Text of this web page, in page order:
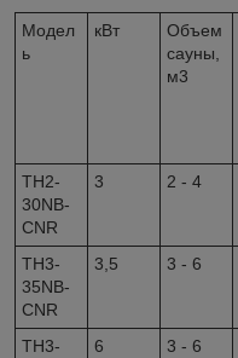
Модел
ь
кВт
Объем
сауны,
м3
TH2-
30NB-
CNR
3 2 - 4
TH3-
35NB-
CNR
3,5 3 - 6
TH3-
6 3 - 6